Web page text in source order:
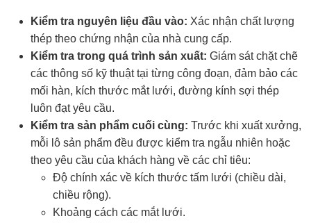
Kiểm tra nguyên liệu đầu vào: Xác nhận chất lượng
thép theo chứng nhận của nhà cung cấp.
Kiểm tra trong quá trình sản xuất: Giám sát chặt chẽ
các thông số kỹ thuật tại từng công đoạn, đảm bảo các
mối hàn, kích thước mắt lưới, đường kính sợi thép
luôn đạt yêu cầu.
Kiểm tra sản phẩm cuối cùng: Trước khi xuất xưởng,
mỗi lô sản phẩm đều được kiểm tra ngẫu nhiên hoặc
theo yêu cầu của khách hàng về các chỉ tiêu:
Độ chính xác về kích thước tấm lưới (chiều dài,
chiều rộng).
Khoảng cách các mắt lưới.